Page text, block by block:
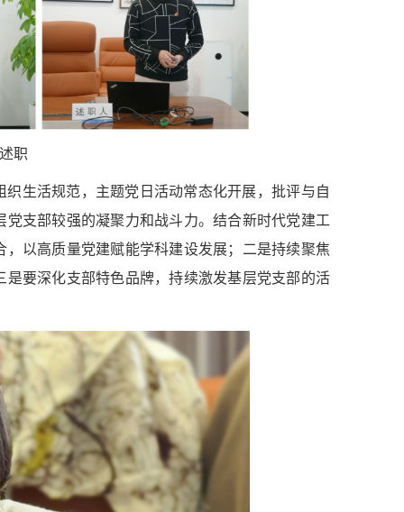
职
生活规范，主题党日活动常态化开展，批评与自
支部较强的凝聚力和战斗力。结合新时代党建工
以高质量党建赋能学科建设发展；二是持续聚焦
要深化支部特色品牌，持续激发基层党支部的活